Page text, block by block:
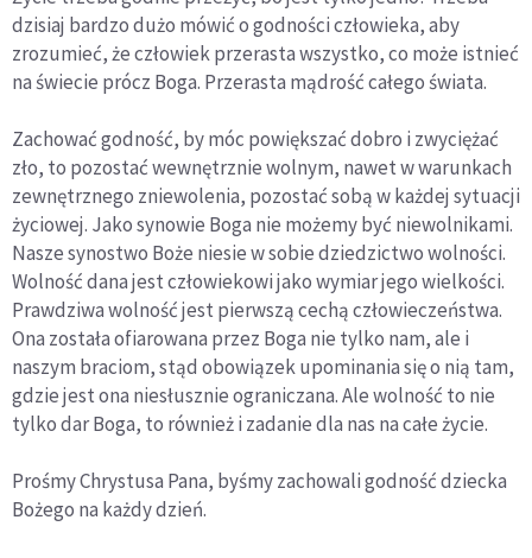
dzisiaj bardzo dużo mówić o godności człowieka, aby
zrozumieć, że człowiek przerasta wszystko, co może istnieć
na świecie prócz Boga. Przerasta mądrość całego świata.
Zachować godność, by móc powiększać dobro i zwyciężać
zło, to pozostać wewnętrznie wolnym, nawet w warunkach
zewnętrznego zniewolenia, pozostać sobą w każdej sytuacji
życiowej. Jako synowie Boga nie możemy być niewolnikami.
Nasze synostwo Boże niesie w sobie dziedzictwo wolności.
Wolność dana jest człowiekowi jako wymiar jego wielkości.
Prawdziwa wolność jest pierwszą cechą człowieczeństwa.
Ona została ofiarowana przez Boga nie tylko nam, ale i
naszym braciom, stąd obowiązek upominania się o nią tam,
gdzie jest ona niesłusznie ograniczana. Ale wolność to nie
tylko dar Boga, to również i zadanie dla nas na całe życie.
Prośmy Chrystusa Pana, byśmy zachowali godność dziecka
Bożego na każdy dzień.